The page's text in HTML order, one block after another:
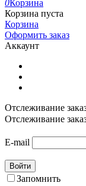
0Корзина
Корзина пуста
Корзина
Оформить заказ
Аккаунт
Отслеживание
Отслеживание
E-mail
Войти
Запомнить